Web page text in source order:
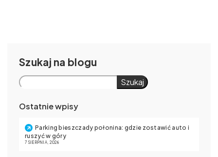
Szukaj
Szukaj
Ostatnie wpisy
Parking bieszczady połonina: gdzie zostawić auto i
ruszyć w góry
7 SIERPNIA, 2026